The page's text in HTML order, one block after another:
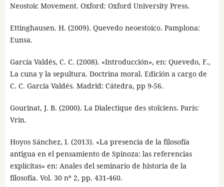
Neostoic Movement. Oxford: Oxford University Press.
Ettinghausen. H. (2009). Quevedo neoestoico. Pamplona:
Eunsa.
García Valdés, C. C. (2008). «Introducción», en: Quevedo, F.,
La cuna y la sepultura. Doctrina moral. Edición a cargo de
C. C. García Valdés. Madrid: Cátedra, pp 9-56.
Gourinat, J. B. (2000). La Dialectique des stoïciens. París:
Vrin.
Hoyos Sánchez, I. (2013). «La presencia de la filosofía
antigua en el pensamiento de Spinoza: las referencias
explícitas» en: Anales del seminario de historia de la
filosofía. Vol. 30 nº 2, pp. 431-460.